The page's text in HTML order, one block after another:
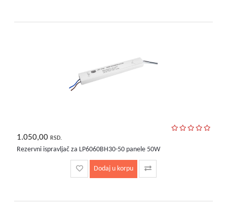
1.050,00 RSD.
Rezervni ispravljač za LP6060BH30-50 panele 50W
Dodaj u korpu